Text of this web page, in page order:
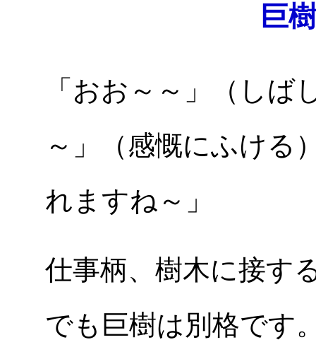
巨
「おお～～」（しば
～」（感慨にふける
れますね～」
仕事柄、樹木に接す
でも巨樹は別格です